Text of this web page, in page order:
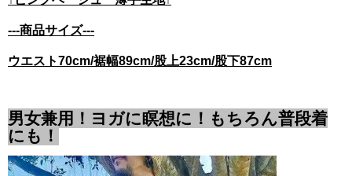
---商品サイズ---
ウエスト70cm/裾幅89cm/股上23cm/股下87cm
男女兼用！ヨガに瞑想に！もちろん普段着
にも！